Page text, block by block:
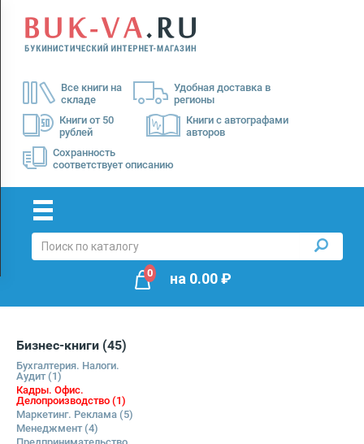
Все книги на
складе
Удобная доставка в
регионы
Книги от 50
рублей
Книги с автографами
авторов
Сохранность
соответствует описанию
Menu
Доставка
Оплата
0 на 0.00₽
Бизнес-книги (45)
Бухгалтерия. Налоги.
Аудит(1)
Кадры. Офис.
Делопроизводство (1)
Маркетинг. Реклама (5)
Менеджмент(4)